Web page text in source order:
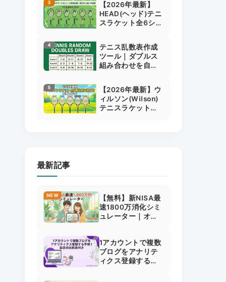
ャッフル・ファイ
ル保存対応
【2026年最新】
HEAD(ヘッド)テニ
スラケット全6シリ
も解説
テニス乱数表作成
ツール｜ダブルス
組み合わせを自動
【2026年最新】ウ
ィルソン(Wilson)
テニスラケット全5
最新記事
NEW
【無料】新NISA最
速1800万消化シミ
ュレーター｜オル
罠
1アカウントで複数
ブログをアナリテ
ィクス登録する手